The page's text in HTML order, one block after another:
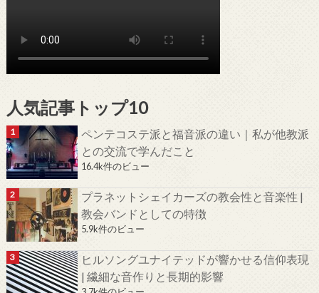
人気記事トップ10
ペンテコステ派と福音派の違い｜私が他教派
との交流で学んだこと
16.4k件のビュー
プラネットシェイカーズの教会性と音楽性 |
教会バンドとしての特徴
5.9k件のビュー
ヒルソングユナイテッドが響かせる信仰表現
| 繊細な音作りと長期的影響